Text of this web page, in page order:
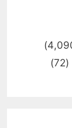
(72)